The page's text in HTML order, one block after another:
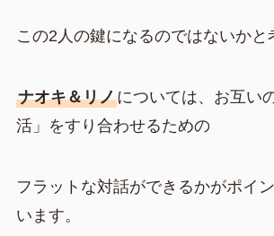
この2人の鍵になるのではないかと
ナオキ＆リノについては、お互い
活」をすり合わせるための
フラットな対話ができるかがポイ
います。